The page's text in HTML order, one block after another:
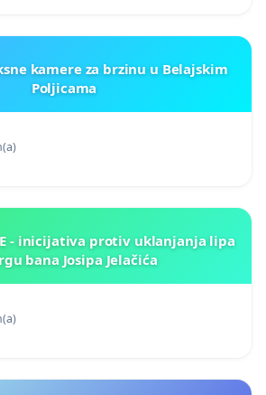
kamere za brzinu u Belajskim
Poljicama
- inicijativa protiv uklanjanja lipa
bana Josipa Jelačića